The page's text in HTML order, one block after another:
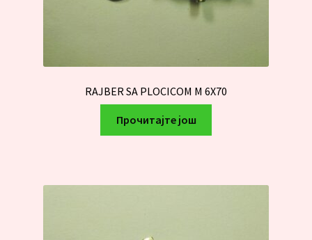
RAJBER SA PLOCICOM M 6X70
Прочитајте још